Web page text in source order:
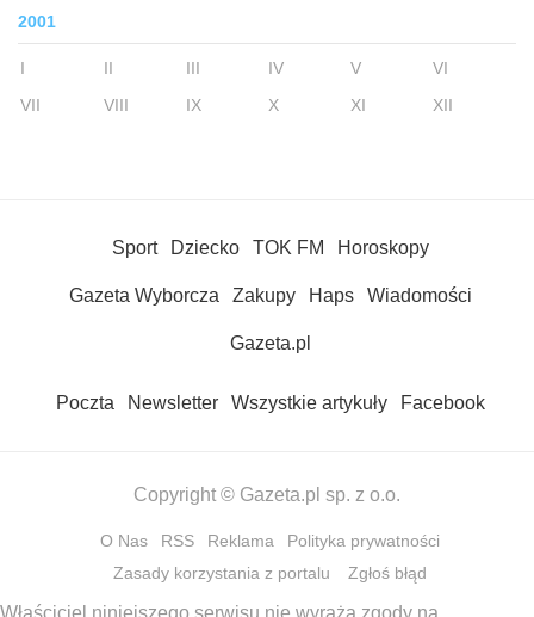
2001
I II III IV V
VI
VII
VIII IX X XI XII
Sport Dziecko TOK FM Horoskopy
Gazeta Wyborcza Zakupy Haps Wiadomości
Gazeta.pl
Poczta Newsletter Wszystkie artykuły Facebook
Copyright © Gazeta.pl sp. z o.o.
O Nas RSS Reklama
Polityka prywatności
Zasady korzystania z portalu
Zgłoś błąd
Właściciel niniejszego serwisu nie wyraża zgody na